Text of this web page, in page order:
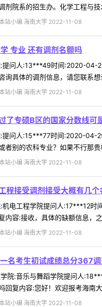
剂院系的招生办。化学工程与
站小编 海南大学 2022-11-08
专业 还有调剂名额吗
提问人:13***49时间:2020-04-
询具体的调剂信息，请您联系
站小编 海南大学 2022-11-08
了专硕B区的国家分数线可
提问人:15***77时间:2020-04-
者别的农科专业？如果不行那
站小编 海南大学 2022-11-08
程接受调剂接受大概有几个
机电工程学院提问人:17***12时
内容:接收，具体的缺额信息，
站小编 海南大学 2022-11-08
名考生初试成绩总分367
院:音乐与舞蹈学院提问人
回复内容:您好！欢迎报考海南
站小编 海南大学 2022-11-08